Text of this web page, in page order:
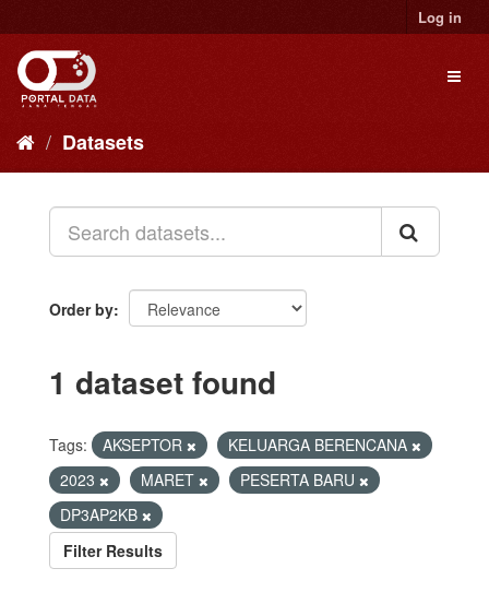
to
content
Log in
Datasets
Order by
1 dataset found
Tags: AKSEPTOR
KELUARGA BERENCANA
2023
MARET
PESERTA BARU
DP3AP2KB
Filter Results